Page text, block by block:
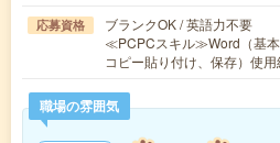
応募資格
ブランクOK / 英語力不要
≪PCPCスキル≫Word（基本
コピー貼り付け、保存）使
職場の雰囲気